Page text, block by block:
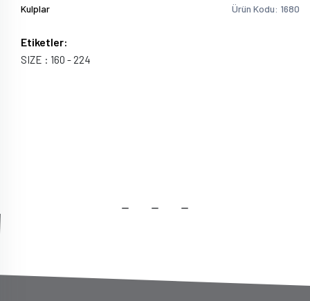
Kulplar Ürün Kodu: 1680
Etiketler:
SIZE : 160 - 224